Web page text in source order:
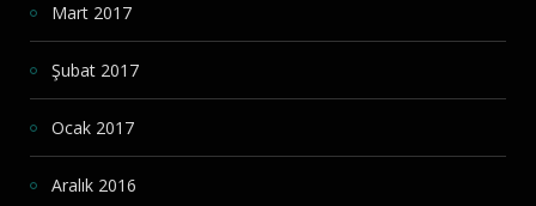
Mart 2017
Şubat 2017
Ocak 2017
Aralık 2016